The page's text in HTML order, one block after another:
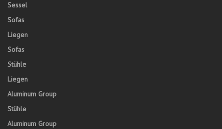
Sessel
Sofas
Liegen
Sofas
Stühle
Liegen
Aluminum Group
Stühle
Aluminum Group